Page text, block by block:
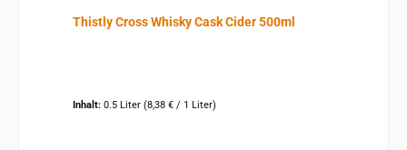
Thistly Cross Whisky Cask Cider 500ml
Inhalt: 0.5 Liter (8,38 € / 1 Liter)